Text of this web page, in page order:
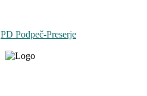
PD Podpeč-Preserje